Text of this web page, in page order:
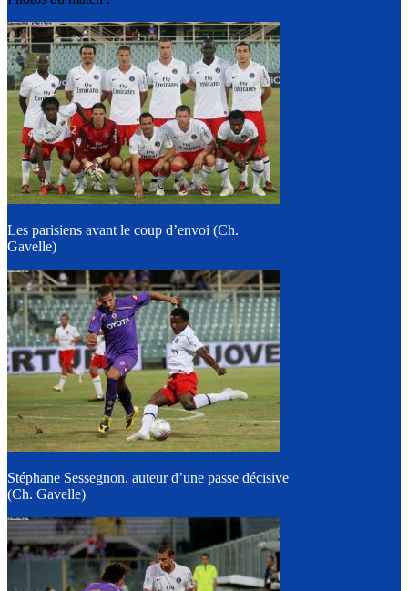
Les parisiens avant le coup d’envoi (Ch.
Gavelle)
Stéphane Sessegnon, auteur d’une passe décisive
(Ch. Gavelle)